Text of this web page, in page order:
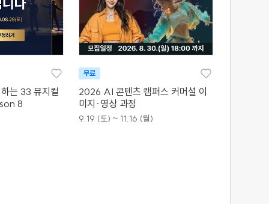
는 33 뮤지컬
8
무료
2026 AI 콘텐츠 캠퍼스 커머셜 이
미지·영상 과정
9.19 (토) ~ 11.16 (월)